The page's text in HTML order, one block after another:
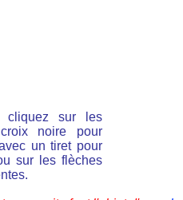
cliquez sur les
noire pour
un tiret pour
sur les flèches